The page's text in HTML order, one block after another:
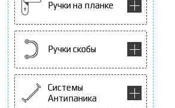
Ручки на планке
Ручки скобы
Системы
Антипаника